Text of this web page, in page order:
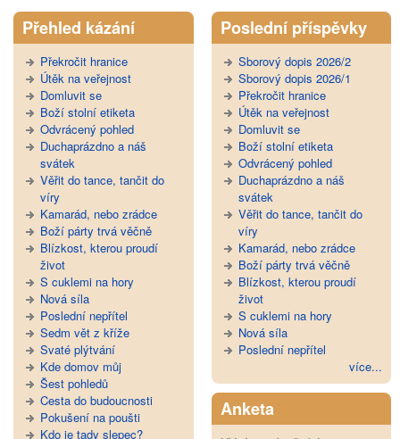
Přehled kázání
Překročit hranice
Útěk na veřejnost
Domluvit se
Boží stolní etiketa
Odvrácený pohled
Duchaprázdno a náš
svátek
Věřit do tance, tančit do
víry
Kamarád, nebo zrádce
Boží párty trvá věčně
Blízkost, kterou proudí
život
S cuklemi na hory
Nová síla
Poslední nepřítel
Sedm vět z kříže
Svaté plýtvání
Kde domov můj
Šest pohledů
Cesta do budoucnosti
Pokušení na poušti
Kdo je tady slepec?
Poslední příspěvky
Sborový dopis 2026/2
Sborový dopis 2026/1
Překročit hranice
Útěk na veřejnost
Domluvit se
Boží stolní etiketa
Odvrácený pohled
Duchaprázdno a náš
svátek
Věřit do tance, tančit do
víry
Kamarád, nebo zrádce
Boží párty trvá věčně
Blízkost, kterou proudí
život
S cuklemi na hory
Nová síla
Poslední nepřítel
více...
Anketa